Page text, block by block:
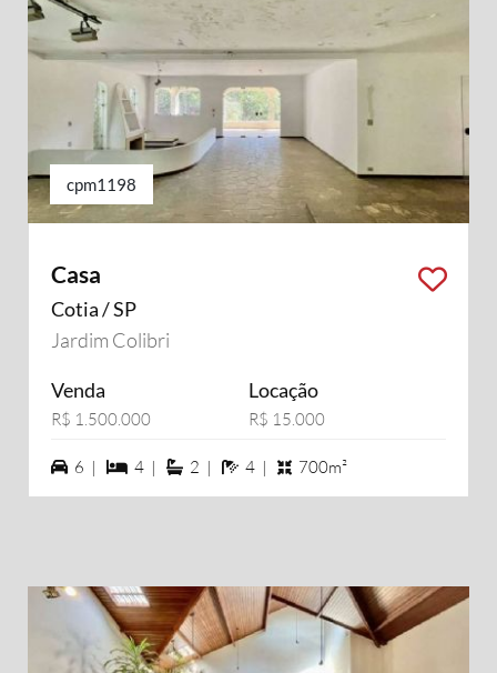
cpm1198
Casa
Cotia / SP
Jardim Colibri
Venda
R$ 1.500.000
Locação
R$ 15.000
6 vagas na garagem
6 | 4 dormiórios
4 | 2 suítes
2 | 4 banheiros
4 | 700m²